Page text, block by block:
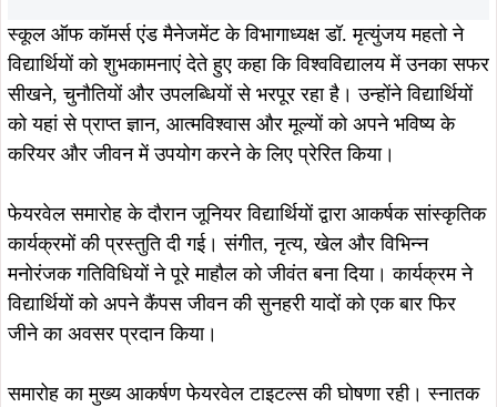
स्कूल ऑफ कॉमर्स एंड मैनेजमेंट के विभागाध्यक्ष डॉ. मृत्युंजय महतो ने
विद्यार्थियों को शुभकामनाएं देते हुए कहा कि विश्वविद्यालय में उनका सफर
सीखने, चुनौतियों और उपलब्धियों से भरपूर रहा है। उन्होंने विद्यार्थियों
को यहां से प्राप्त ज्ञान, आत्मविश्वास और मूल्यों को अपने भविष्य के
करियर और जीवन में उपयोग करने के लिए प्रेरित किया।
फेयरवेल समारोह के दौरान जूनियर विद्यार्थियों द्वारा आकर्षक सांस्कृतिक
कार्यक्रमों की प्रस्तुति दी गई। संगीत, नृत्य, खेल और विभिन्न
मनोरंजक गतिविधियों ने पूरे माहौल को जीवंत बना दिया। कार्यक्रम ने
विद्यार्थियों को अपने कैंपस जीवन की सुनहरी यादों को एक बार फिर
जीने का अवसर प्रदान किया।
समारोह का मुख्य आकर्षण फेयरवेल टाइटल्स की घोषणा रही। स्नातक